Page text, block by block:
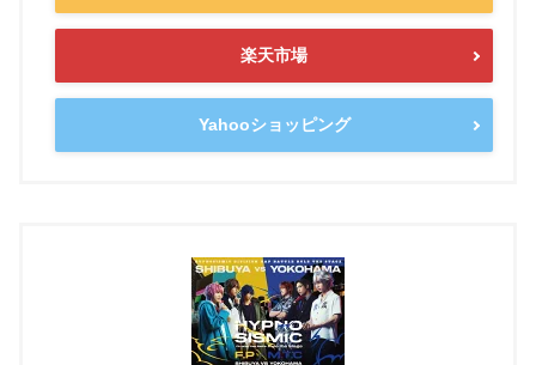
楽天市場
Yahooショッピング